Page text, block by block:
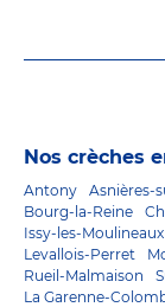
Nos crèches
Antony Asnières-
Bourg-la-Reine
Issy-les-Moulineaux
Levallois-Perret
Rueil-Malmaison
La Garenne-